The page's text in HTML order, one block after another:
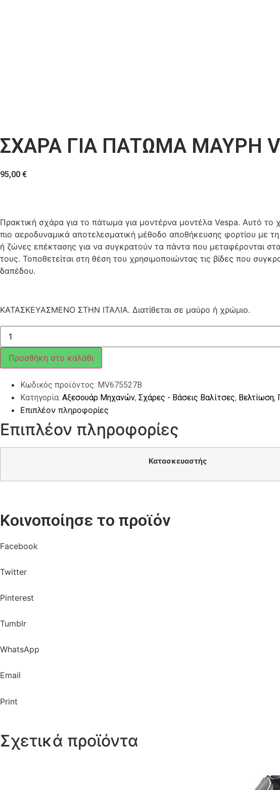
ΣΧΑΡΑ ΓΙΑ ΠΑΤΩΜΑ ΜΑΥΡΗ
95,00 €
Πρακτική σχάρα για το πάτωμα για μοντέρνα μοντέλα Vespa. Αυτό το
πιο αεροδυναμικά αποτελεσματική μέθοδο αποθήκευσης φορτίου με
ή ζώνες επέκτασης για να συγκρατούν τα πάντα που μεταφέρονται
τους. Τοποθετείται στη θέση του χρησιμοποιώντας τις βίδες που
δαπέδου.
ΚΑΤΑΣΚΕΥΑΣΜΕΝΟ ΣΤΗΝ ΙΤΑΛΙΑ. Διατίθεται σε μαύρο ή χρώμιο.
ΣΧΑΡΑ
ΓΙΑ
ΠΑΤΩΜΑ
ΜΑΥΡΗ
VESPA
GTS
Προσθήκη στο καλάθι
Κωδικός προϊόντος: MV675527B
Κατηγορία: Αξεσουάρ Μηχανών, Σχάρες - Βάσεις Βαλίτσες, Βελτίωση,
Επιπλέον πληροφορίες
Επιπλέον πληροφορίες
Κατασκευαστής
Κοινοποίησε το προϊόν
Facebook
Twitter
Pinterest
Tumblr
WhatsApp
Email
Print
Σχετικά προϊόντα